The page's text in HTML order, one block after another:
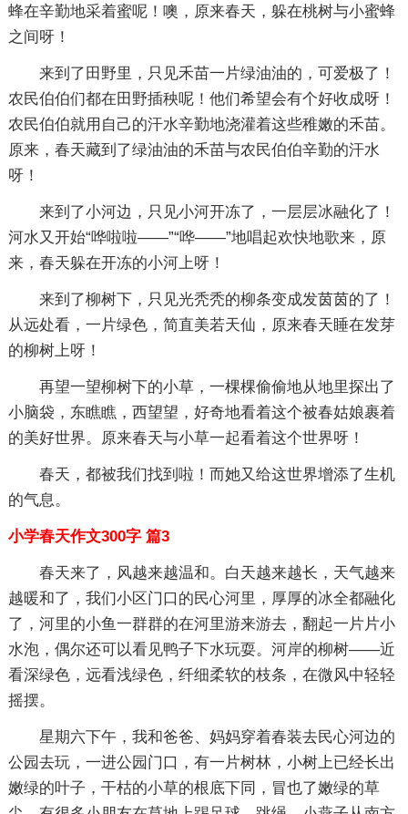
蜂在辛勤地采着蜜呢！噢，原来春天，躲在桃树与小蜜蜂
之间呀！
来到了田野里，只见禾苗一片绿油油的，可爱极了！
农民伯伯们都在田野插秧呢！他们希望会有个好收成呀！
农民伯伯就用自己的汗水辛勤地浇灌着这些稚嫩的禾苗。
原来，春天藏到了绿油油的禾苗与农民伯伯辛勤的汗水
呀！
来到了小河边，只见小河开冻了，一层层冰融化了！
河水又开始“哗啦啦——”“哗——”地唱起欢快地歌来，原
来，春天躲在开冻的小河上呀！
来到了柳树下，只见光秃秃的柳条变成发茵茵的了！
从远处看，一片绿色，简直美若天仙，原来春天睡在发芽
的柳树上呀！
再望一望柳树下的小草，一棵棵偷偷地从地里探出了
小脑袋，东瞧瞧，西望望，好奇地看着这个被春姑娘裹着
的美好世界。原来春天与小草一起看着这个世界呀！
春天，都被我们找到啦！而她又给这世界增添了生机
的气息。
小学春天作文300字 篇3
春天来了，风越来越温和。白天越来越长，天气越来
越暖和了，我们小区门口的民心河里，厚厚的冰全都融化
了，河里的小鱼一群群的在河里游来游去，翻起一片片小
水泡，偶尔还可以看见鸭子下水玩耍。河岸的柳树——近
看深绿色，远看浅绿色，纤细柔软的枝条，在微风中轻轻
摇摆。
星期六下午，我和爸爸、妈妈穿着春装去民心河边的
公园去玩，一进公园门口，有一片树林，小树上已经长出
嫩绿的叶子，干枯的小草的根底下同，冒也了嫩绿的草